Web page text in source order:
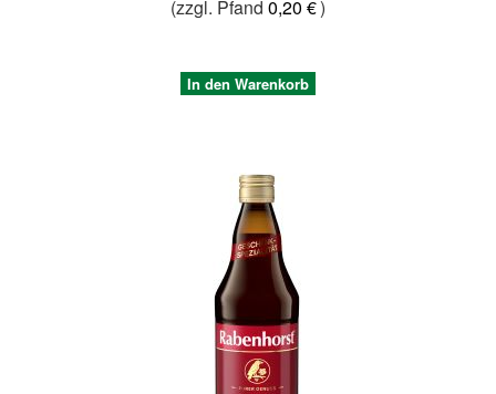
(zzgl. Pfand 0,20 €)
In den Warenkorb